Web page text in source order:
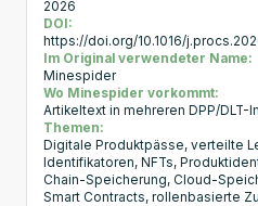
2026
DOI:
https://doi.org/10.1016/
Im Original verwendeter Name:
Minespider
Wo Minespider vorkommt:
Artikeltext in mehreren DPP/
Themen:
Digitale Produktpässe, verteilte
Identifikatoren, NFTs,
Chain-Speicherung, Cloud-
Smart Contracts, rollenbasierte